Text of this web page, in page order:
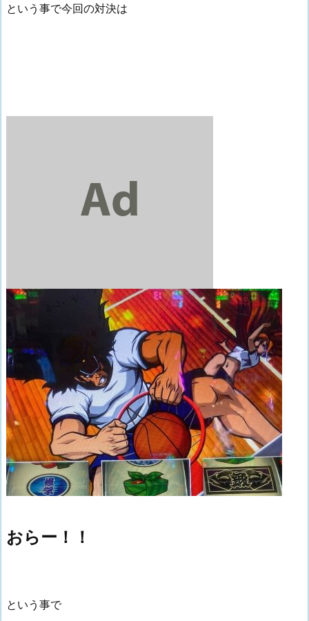
という事で今回の対決は
おらー！！
という事で